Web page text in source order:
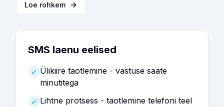
Loe rohkem
SMS laenu eelised
✓ Ülikiire taotlemine - vastuse saate
minutitega
✓ Lihtne protsess - taotlemine telefoni teel